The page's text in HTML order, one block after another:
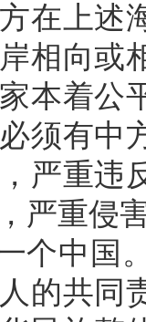
在上述
相向或
本着公
须有中
严重违
严重侵
个中国
的共同